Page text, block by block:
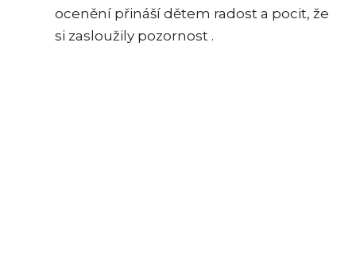
ocenění přináší dětem radost a pocit, že
si zasloužily pozornost .